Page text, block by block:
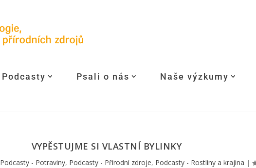
Podcasty Psali o nás Naše výzkumy
VYPĚSTUJME SI VLASTNÍ BYLINKY
Podcasty - Potraviny, Podcasty - Přírodní zdroje, Podcasty - Rostliny a krajina |